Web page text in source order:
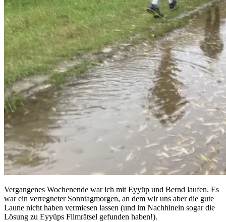
Vergangenes Wochenende war ich mit Eyyüp und Bernd laufen. Es
war ein verregneter Sonntagmorgen, an dem wir uns aber die gute
Laune nicht haben vermiesen lassen (und im Nachhinein sogar die
Lösung zu Eyyüps Filmrätsel gefunden haben!).